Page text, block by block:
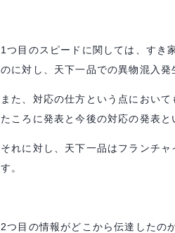
1つ目のスピードに関しては、すき
のに対し、天下一品での異物混入発
また、対応の仕方という点におい
たころに発表と今後の対応の発表と
それに対し、天下一品はフランチ
す。
2つ目の情報がどこから伝達したの